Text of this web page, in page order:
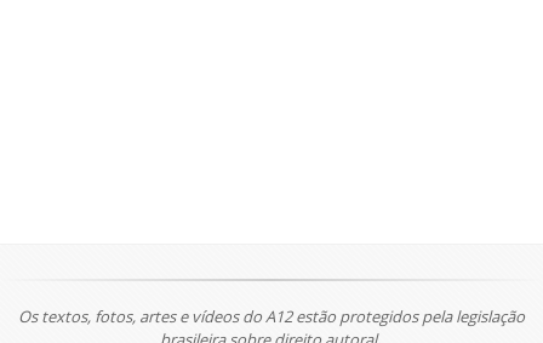
Os textos, fotos, artes e vídeos do A12 estão protegidos pela legislação